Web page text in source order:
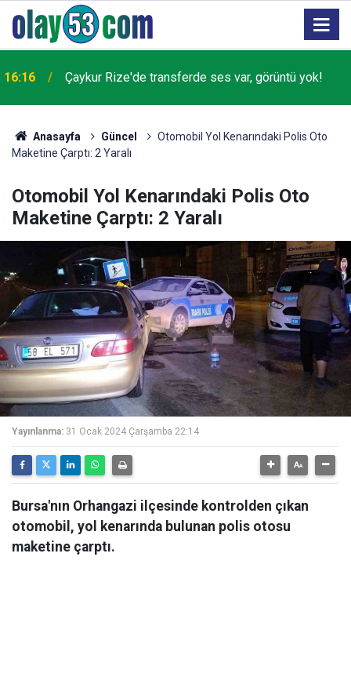
16:16 Çaykur Rize'de transferde ses var, görüntü yok!
Anasayfa Güncel
Otomobil Yol Kenarındaki Polis Oto
Maketine Çarptı: 2 Yaralı
Otomobil Yol Kenarındaki Polis Oto
Maketine Çarptı: 2 Yaralı
Yayınlanma: 31 Ocak 2024 Çarşamba 22:14
Bursa'nın Orhangazi ilçesinde kontrolden çıkan
otomobil, yol kenarında bulunan polis otosu
maketine çarptı.